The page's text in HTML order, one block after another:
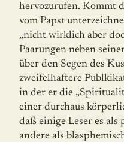
hervozurufen. Kommt
vom Papst
„nicht wirklich aber
Paarungen neben
über den Segen des
zweifelhaftere
in der er die
einer durchaus
daß einige Leser es
andere als